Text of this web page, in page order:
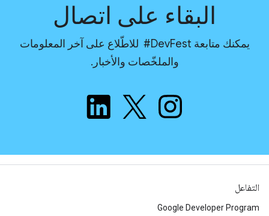
البقاء على اتصال
يمكنك متابعة ‎ #DevFest للاطّلاع على آخر المعلومات
والملخّصات والأخبار.
التفاعل
Google Developer Program